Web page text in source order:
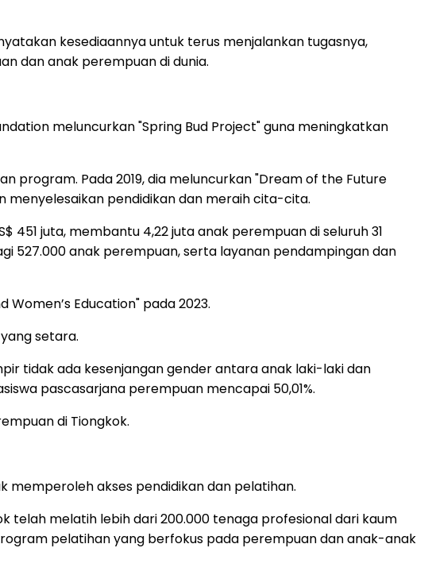
kesediaannya untuk terus menjalankan tugasnya,
dan anak perempuan di dunia.
meluncurkan "Spring Bud Project" guna meningkatkan
program. Pada 2019, dia meluncurkan "Dream of the Future
menyelesaikan pendidikan dan meraih cita-cita.
451 juta, membantu 4,22 juta anak perempuan di seluruh 31
527.000 anak perempuan, serta layanan pendampingan dan
Education" pada 2023.
setara.
tidak ada kesenjangan gender antara anak laki-laki dan
pascasarjana perempuan mencapai 50,01%.
di Tiongkok.
akses pendidikan dan pelatihan.
telah melatih lebih dari 200.000 tenaga profesional dari kaum
pelatihan yang berfokus pada perempuan dan anak-anak